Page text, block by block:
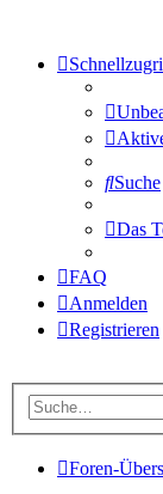
Suche
Das
FAQ
Anmelden
Registrieren
Foren-